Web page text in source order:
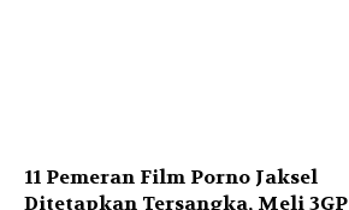
11 Pemeran Film Porno Jaksel
Ditetapkan Tersangka, Meli 3GP